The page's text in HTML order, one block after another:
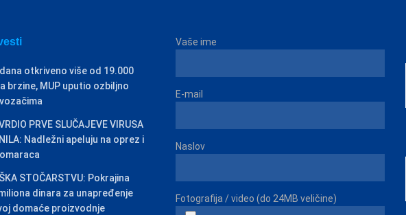
otkriveno više od 19.000
brzine, MUP uputio ozbiljno
PRVE SLUČAJEVE VIRUSA
Nadležni apeluju na oprez i
STOČARSTVU: Pokrajina
dinara za unapređenje
domaće proizvodnje
Vaše ime
E-mail
Naslov
Fotografija / video (do 24MB veličine)